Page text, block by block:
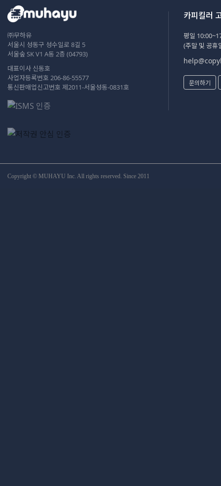
㈜무하유
서울시 성동구 성수일로 8길 5
서울숲 SK V1 A동 2층 (04793)
대표이사 신동호
사업자등록번호 206-86-55577
통신판매업신고번호 제2011-서울성동-0831호
카피킬러
평일
(주말 및 공휴
문의하기
Copyright © MUHAYU Inc. All rights reserved. Since 2011